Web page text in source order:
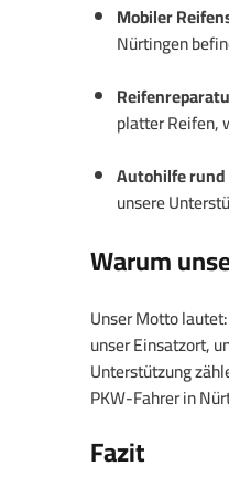
Mobiler
Nürtingen
platter Reifen,
Autohilfe
unsere
Warum
Unser Motto
unser Einsatzort,
Unterstützung
PKW-Fahrer in
Fazit